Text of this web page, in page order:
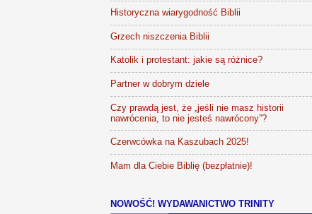
Historyczna wiarygodność Biblii
Grzech niszczenia Biblii
Katolik i protestant: jakie są różnice?
Partner w dobrym dziele
Czy prawdą jest, że „jeśli nie masz historii
nawrócenia, to nie jesteś nawrócony”?
Czerwcówka na Kaszubach 2025!
Mam dla Ciebie Biblię (bezpłatnie)!
NOWOŚĆ! WYDAWANICTWO TRINITY